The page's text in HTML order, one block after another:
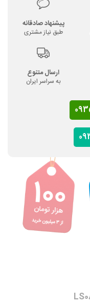
پیشنهاد صادقانه
طبق نیاز مشتری
ارسال متنوع
به سراسر ایران